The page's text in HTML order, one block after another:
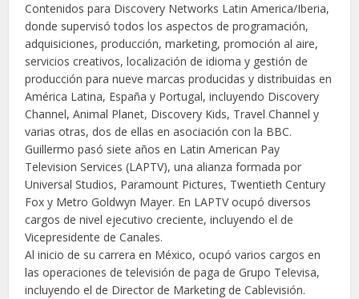
Contenidos para Discovery Networks Latin America/Iberia,
donde supervisó todos los aspectos de programación,
adquisiciones, producción, marketing, promoción al aire,
servicios creativos, localización de idioma y gestión de
producción para nueve marcas producidas y distribuidas en
América Latina, España y Portugal, incluyendo Discovery
Channel, Animal Planet, Discovery Kids, Travel Channel y
varias otras, dos de ellas en asociación con la BBC.
Guillermo pasó siete años en Latin American Pay
Television Services (LAPTV), una alianza formada por
Universal Studios, Paramount Pictures, Twentieth Century
Fox y Metro Goldwyn Mayer. En LAPTV ocupó diversos
cargos de nivel ejecutivo creciente, incluyendo el de
Vicepresidente de Canales.
Al inicio de su carrera en México, ocupó varios cargos en
las operaciones de televisión de paga de Grupo Televisa,
incluyendo el de Director de Marketing de Cablevisión.